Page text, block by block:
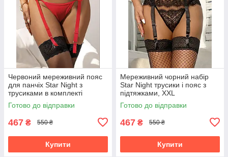
Червоний мереживний пояс
для панчіх Star Night з
трусиками в комплекті
Готово до відправки
467 ₴ 550 ₴
Купити
Мереживний чорний набір
Star Night трусики і пояс з
підтяжками, XXL
Готово до відправки
467 ₴ 550 ₴
Купити